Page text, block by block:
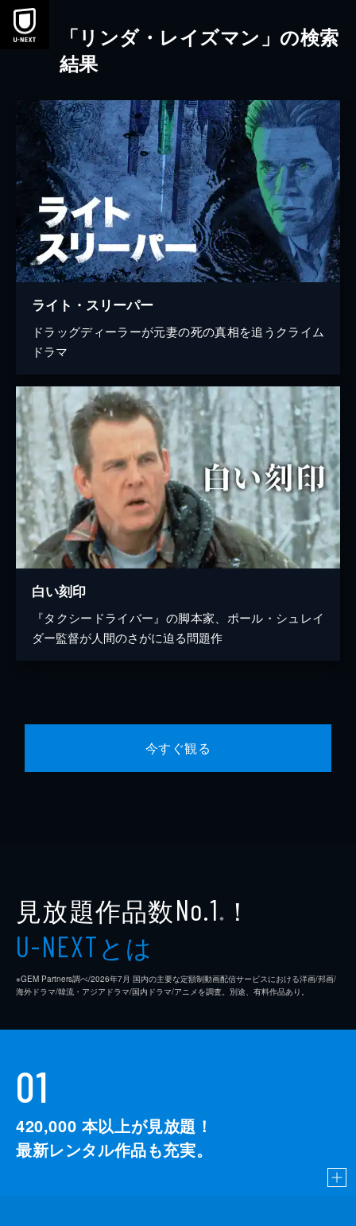
本文へスキップ
「リンダ・レイズマン」の検索
結果
ライト・スリーパー
ドラッグディーラーが元妻の死の真相を追うクライム
ドラマ
白い刻印
『タクシードライバー』の脚本家、ポール・シュレイ
ダー監督が人間のさがに迫る問題作
今すぐ観る
見放題作品数No.1 ※ ！
U-NEXTとは
※GEM Partners調べ/2026年7⽉ 国内の主要な定額制動画配信サービスにおける洋画/邦画/
海外ドラマ/韓流・アジアドラマ/国内ドラマ/アニメを調査。別途、有料作品あり。
01
420,000 本以上が見放題！
最新レンタル作品も充実。